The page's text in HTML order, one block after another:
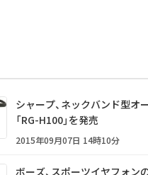
シャープ、ネックバンド型オ
「RG-H100」を発売
2015年09月07日 14時10分
ボーズ、スポーツイヤフォン